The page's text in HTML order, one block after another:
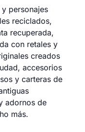
personajes
reciclados,
recuperada,
con retales y
creados
accesorios
y carteras de
adornos de
más.